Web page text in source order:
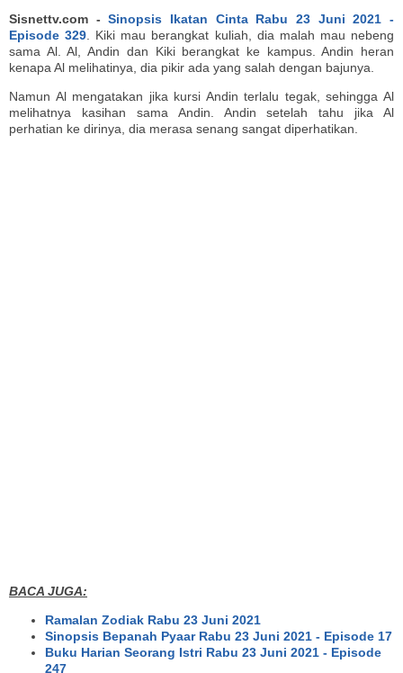
Sisnettv.com -Sinopsis Ikatan Cinta Rabu 23 Juni 2021 -
Episode 329 . Kiki mau berangkat kuliah, dia malah mau nebeng
sama Al. Al, Andin dan Kiki berangkat ke kampus. Andin heran
kenapa Al melihatinya, dia pikir ada yang salah dengan bajunya.
Namun Al mengatakan jika kursi Andin terlalu tegak, sehingga Al
melihatnya kasihan sama Andin. Andin setelah tahu jika Al
perhatian ke dirinya, dia merasa senang sangat diperhatikan.
BACA JUGA:
Ramalan Zodiak Rabu 23 Juni 2021
Sinopsis Bepanah Pyaar Rabu 23 Juni 2021 - Episode 17
Buku Harian Seorang Istri Rabu 23 Juni 2021 - Episode
247